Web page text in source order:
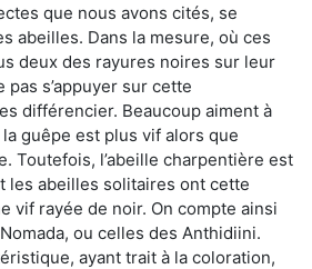
que nous avons cités, se
abeilles. Dans la mesure, où ces
deux des rayures noires sur leur
s’appuyer sur cette
différencier. Beaucoup aiment à
guêpe est plus vif alors que
Toutefois, l’abeille charpentière est
les abeilles solitaires ont cette
vif rayée de noir. On compte ainsi
ou celles des Anthidiini.
ayant trait à la coloration,